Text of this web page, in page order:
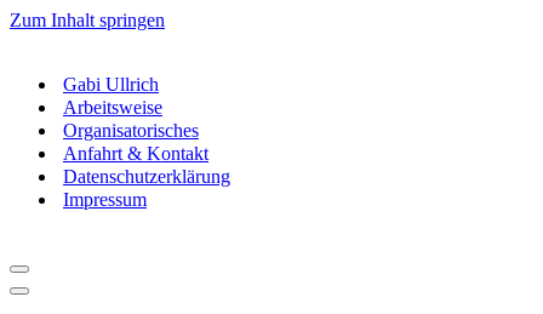
Zum Inhalt springen
Gabi Ullrich
Arbeitsweise
Organisatorisches
Anfahrt & Kontakt
Datenschutzerklärung
Impressum
Navigationsmenü
Navigationsmenü